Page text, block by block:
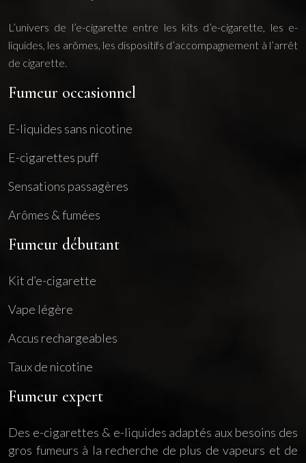
L’univers de l’e-cigarette entre les kits d’e-cigarette, les e-
liquides, les arômes, les dispositifs d’accompagnement à l’arrêt
de cigarette.
Fumeur occasionnel
E-liquides sans nicotine
E-cigarettes puff
Sensations passagères
Arômes & fumées
Fumeur débutant
Kit d’e-cigarette
Vape légère
Accus rechargeables
Taux de nicotine
Fumeur expert
Des e-cigarettes & e-liquides adaptés aux besoins des
gros fumeurs à la recherche de plus de vapeurs et de